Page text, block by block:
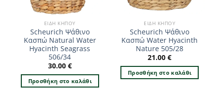
ΕΊΔΗ ΚΉΠΟΥ
Scheurich Ψάθινο
Κασπώ Natural Water
Hyacinth Seagrass
506/34
30.00 €
Προσθήκη στο καλάθι
ΕΊΔΗ ΚΉΠΟΥ
Scheurich Ψάθινο
Κασπώ Water Hyacinth
Nature 505/28
21.00€
Προσθήκη στο καλάθι